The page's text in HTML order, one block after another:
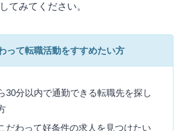
てみてください。
って転職活動をすすめたい方
30分以内で通勤できる転職先を探し
だわって好条件の求人を見つけたい